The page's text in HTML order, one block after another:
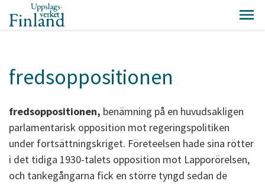
fredsoppositionen
fredsoppositionen, benämning på en huvudsakligen
parlamentarisk opposition mot regeringspolitiken
under fortsättningskriget. Företeelsen hade sina rötter
i det tidiga 1930-talets opposition mot Lapporörelsen,
och tankegångarna fick en större tyngd sedan de